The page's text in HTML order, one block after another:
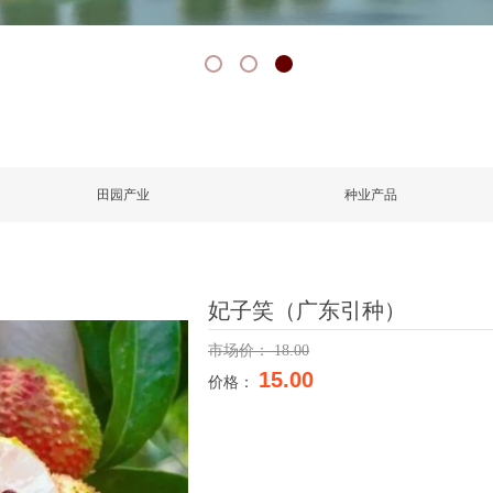
田园产业 种业产品
妃子笑（广东引种）
市场价：18.00
价格： 15.00